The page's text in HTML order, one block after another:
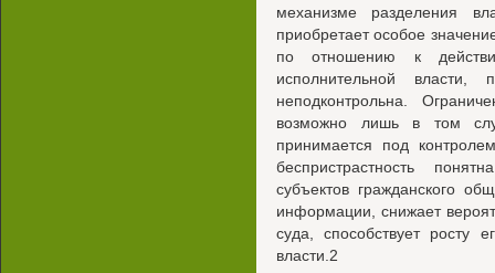
механизме разделения
приобретает особое
по отношению к
исполнительной
неподконтрольна.
возможно лишь в том
принимается под
беспристрастность
субъектов гражданского
информации, снижает
суда, способствует росту
власти.2